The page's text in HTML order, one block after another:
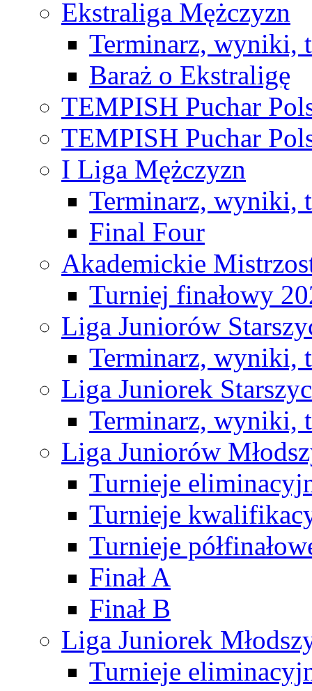
Ekstraliga Mężczyzn
Terminarz, wyniki,
Baraż o Ekstraligę
TEMPISH Puchar
TEMPISH Puchar
I Liga Mężczyzn
Terminarz, wyniki,
Final Four
Akademickie
Turniej finałowy
Liga Juniorów
Terminarz, wyniki,
Liga Juniorek
Terminarz, wyniki,
Liga Juniorów
Turnieje
Turnieje
Turnieje
Finał A
Finał B
Liga Juniorek
Turnieje